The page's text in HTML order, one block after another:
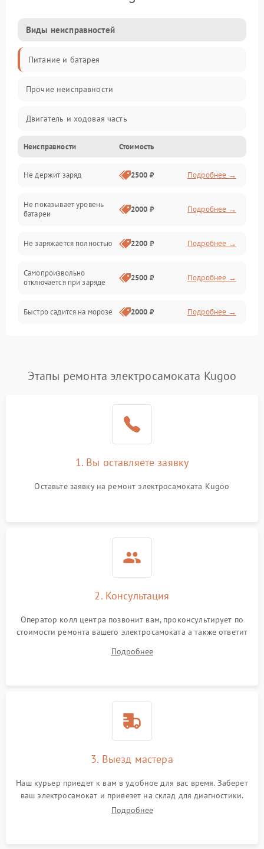
Виды неисправностей
Питание и батарея
Прочие неисправности
Двигатель и ходовая часть
Тормоза и безопасность
Подвеска и колеса
Электроника и управление
Неисправности Стоимость
Не держит заряд 2500 ₽ Подробнее →
Не показывает уровень
батареи
2000 ₽ Подробнее →
Не заряжается полностью 2200 ₽ Подробнее →
Самопроизвольно
отключается при заряде
2500 ₽ Подробнее →
Быстро садится на морозе 2000 ₽ Подробнее →
Этапы ремонта электросамоката Kugoo
1. Вы оставляете заявку
Оставьте заявку на ремонт электросамоката Kugoo
2. Консультация
Оператор колл центра позвонит вам, проконсультирует по
стоимости ремонта вашего электросамоката а также ответит
Подробнее
3. Выезд мастера
Наш курьер приедет к вам в удобное для вас время. Заберет
ваш электросамокат и привезет на склад для диагностики.
Подробнее